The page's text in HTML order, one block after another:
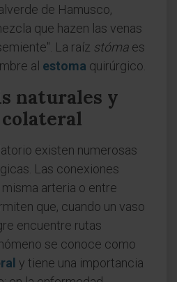
de Hamusco,
que hazen las venas
La raíz stóma es
al estoma quirúrgico.
naturales y
existen numerosas
Las conexiones
arteria o entre
que, cuando un vaso
encuentre rutas
se conoce como
y tiene una importancia